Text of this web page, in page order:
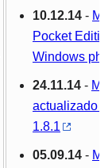
10.12.14 -
Pocket
Windows
24.11.14 -
actualizado a
1.8.1
05.09.14 -